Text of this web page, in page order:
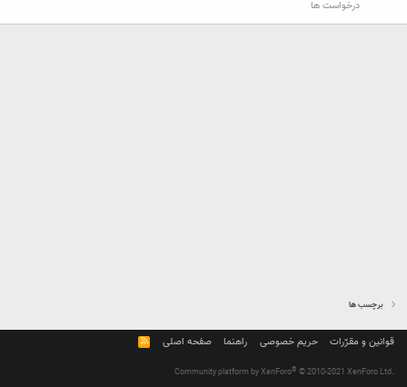
درخواست ها
برچسب ها
قوانین و مقرّرات حریم خصوصی راهنما صفحه اصلی
R
S
Community platform by XenForo® © 2010-2021 XenForo Ltd.